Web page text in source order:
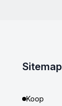
Sitemap
Koop